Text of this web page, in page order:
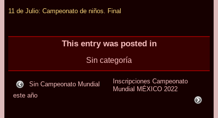
11 de Julio: Campeonato de niños. Final
This entry was posted in
Sin categoría
Sin Campeonato Mundial
este año
Inscripciones Campeonato
Mundial MÉXICO 2022